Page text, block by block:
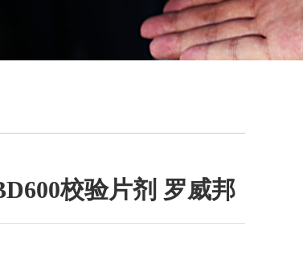
校验片剂 罗威邦